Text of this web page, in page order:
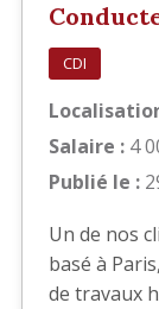
CDI
Salaire : 4
Publié le :
Un de nos
basé à
de travaux